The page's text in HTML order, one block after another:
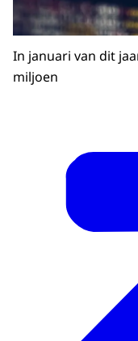
In januari van dit
miljoen